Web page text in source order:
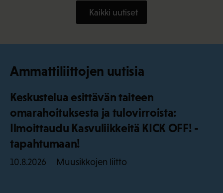
Kaikki uutiset
Ammattiliittojen uutisia
Keskustelua esittävän taiteen
omarahoituksesta ja tulovirroista:
Ilmoittaudu Kasvuliikkeitä KICK OFF! -
tapahtumaan!
10.8.2026 Muusikkojen liitto